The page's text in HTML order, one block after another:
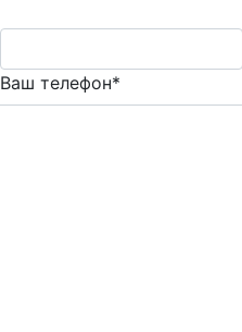
Ваш телефон*